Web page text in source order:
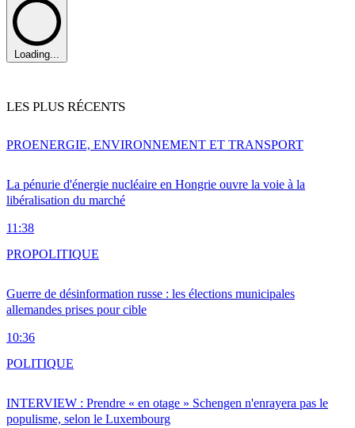
Loading...
LES PLUS RÉCENTS
La pénurie d'énergie nucléaire en Hongrie ouvre la voie à la
libéralisation du marché
11:38
PROENERGIE, ENVIRONNEMENT ET TRANSPORT
Guerre de désinformation russe : les élections municipales
allemandes prises pour cible
10:36
PROPOLITIQUE
INTERVIEW : Prendre « en otage » Schengen n'enrayera pas le
populisme, selon le Luxembourg
POLITIQUE